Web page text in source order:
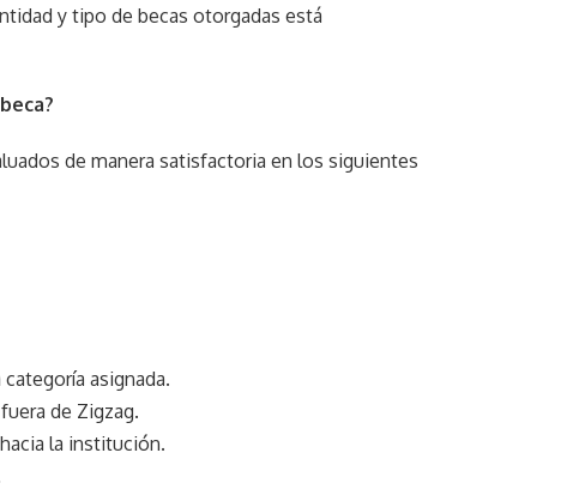
y tipo de becas otorgadas está
de manera satisfactoria en los siguientes
asignada.
de Zigzag.
la institución.